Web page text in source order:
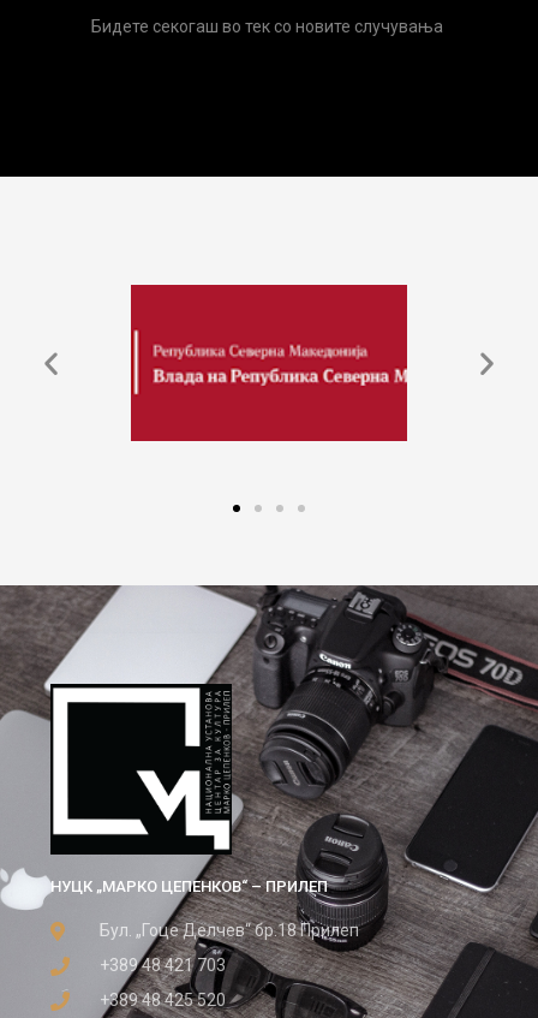
Бидете секогаш во тек со новите случувања
НУЦК „МАРКО ЦЕПЕНКОВ“ – ПРИЛЕП
Бул. „Гоце Делчев“ бр.18 Прилеп
+389 48 421 703
+389 48 425 520